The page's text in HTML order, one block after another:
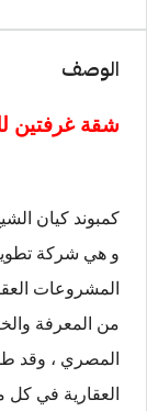
الوصف
شقة غرفتين
كمبوند كيان
و هي شركة
من المعرفة
المصري ، وقد
العقارية في كل